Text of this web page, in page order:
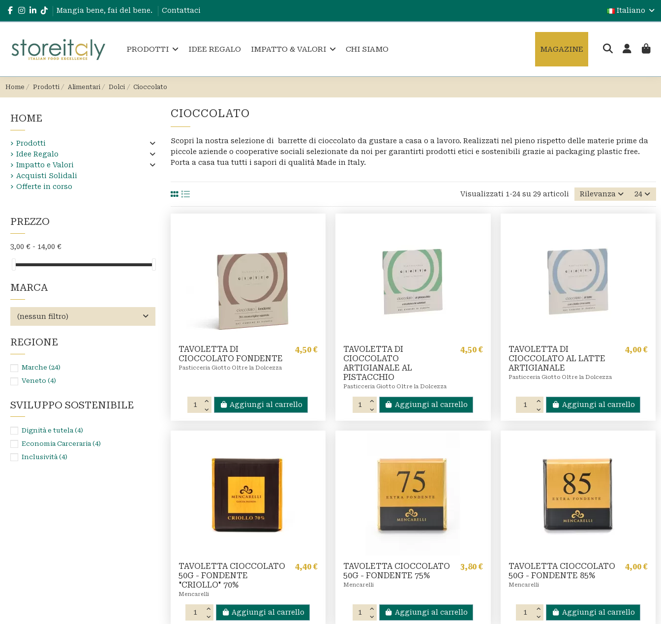
Mangia bene, fai del bene. Contattaci Italiano
PRODOTTI IDEE REGALO IMPATTO & VALORI CHI SIAMO MAGAZINE
Home Prodotti Alimentari Dolci Cioccolato
CIOCCOLATO
Scopri la nostra selezione di barrette di cioccolato da gustare a casa o a lavoro. Realizzati nel pieno rispetto delle materie prime da
piccole aziende o cooperative sociali selezionate da noi per garantirti prodotti etici e sostenibili grazie ai packaging plastic free.
Porta a casa tua tutti i sapori di qualità Made in Italy.
Visualizzati 1-24 su 29 articoli Rilevanza 24
TAVOLETTA DI
CIOCCOLATO FONDENTE
Pasticceria Giotto Oltre la Dolcezza
4,50 €
Aggiungi al carrello
TAVOLETTA DI
CIOCCOLATO
ARTIGIANALE AL
PISTACCHIO
Pasticceria Giotto Oltre la Dolcezza
4,50 €
Aggiungi al carrello
TAVOLETTA DI
CIOCCOLATO AL LATTE
ARTIGIANALE
Pasticceria Giotto Oltre la Dolcezza
4,00 €
Aggiungi al carrello
TAVOLETTA CIOCCOLATO
50G - FONDENTE
"CRIOLLO" 70%
Mencarelli
4,40 €
Aggiungi al carrello
TAVOLETTA CIOCCOLATO
50G - FONDENTE 75%
Mencarelli
3,80 €
Aggiungi al carrello
TAVOLETTA CIOCCOLATO
50G - FONDENTE 85%
Mencarelli
4,00 €
Aggiungi al carrello
HOME
Prodotti
Idee Regalo
Impatto e Valori
Acquisti Solidali
Offerte in corso
PREZZO
3,00 € - 14,00 €
MARCA
(nessun filtro)
REGIONE
Marche (24)
Veneto (4)
SVILUPPO SOSTENIBILE
Dignità e tutela (4)
Economia Carceraria (4)
Inclusività (4)